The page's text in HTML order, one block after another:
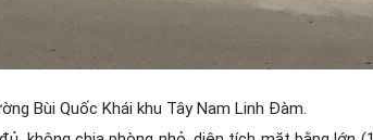
Bùi Quốc Khái khu Tây Nam Linh Đàm.